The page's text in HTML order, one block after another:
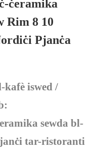
kafè iswed /